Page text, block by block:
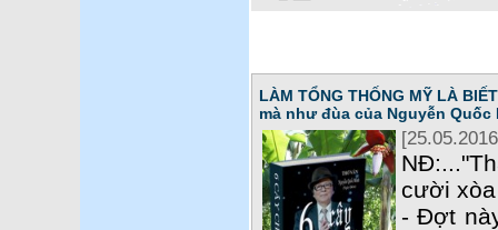
LÀM TỔNG THỐNG MỸ LÀ
mà như đùa của Nguyễn Quốc
cười
- Đợt